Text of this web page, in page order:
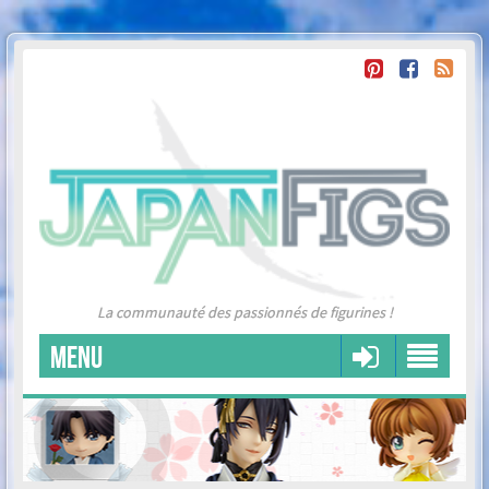
La communauté des passionnés de figurines !
MENU